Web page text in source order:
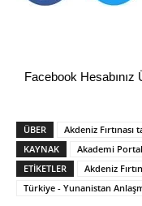
Facebook Hesabınız
ÜBER
Akdeniz Fırtınası
KAYNAK
Akademi Portal
ETİKETLER
Akdeniz
Türkiye - Yunanistan